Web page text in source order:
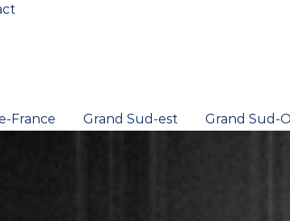
France Grand Sud-est Grand Sud-